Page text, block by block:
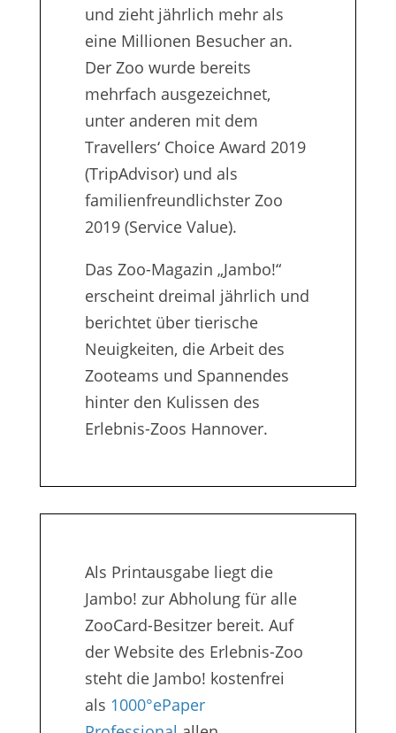
und zieht jährlich mehr als
eine Millionen Besucher an.
Der Zoo wurde bereits
mehrfach ausgezeichnet,
unter anderen mit dem
Travellers‘ Choice Award 2019
(TripAdvisor) und als
familienfreundlichster Zoo
2019 (Service Value).
Das Zoo-Magazin „Jambo!“
erscheint dreimal jährlich und
berichtet über tierische
Neuigkeiten, die Arbeit des
Zooteams und Spannendes
hinter den Kulissen des
Erlebnis-Zoos Hannover.
Als Printausgabe liegt die
Jambo! zur Abholung für alle
ZooCard-Besitzer bereit. Auf
der Website des Erlebnis-Zoo
steht die Jambo! kostenfrei
als 1000°ePaper